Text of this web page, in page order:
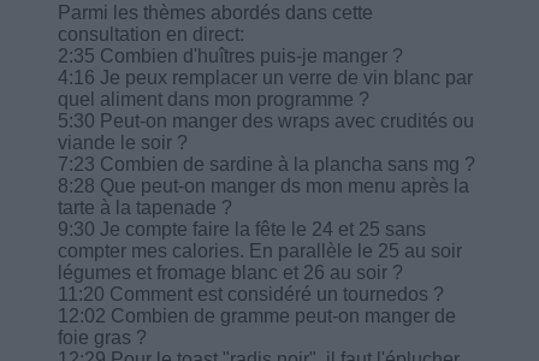
Parmi les thèmes abordés dans cette
consultation en direct:
2:35 Combien d'huîtres puis-je manger ?
4:16 Je peux remplacer un verre de vin blanc par
quel aliment dans mon programme ?
5:30 Peut-on manger des wraps avec crudités ou
viande le soir ?
7:23 Combien de sardine à la plancha sans mg ?
8:28 Que peut-on manger ds mon menu après la
tarte à la tapenade ?
9:30 Je compte faire la fête le 24 et 25 sans
compter mes calories. En parallèle le 25 au soir
légumes et fromage blanc et 26 au soir ?
11:20 Comment est considéré un tournedos ?
12:02 Combien de gramme peut-on manger de
foie gras ?